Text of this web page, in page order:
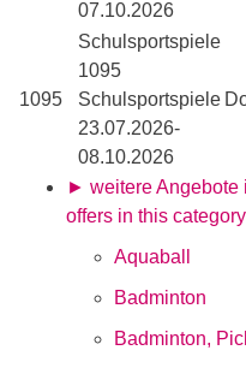
07.10.2026
1095
Schulsportspiele
1095
Schulsportspiele
23.07.2026-
08.10.2026
► weitere Angebote
offers in this
Aquaball
Badminton
Badminton,